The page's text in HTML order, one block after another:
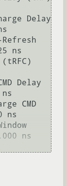
Delay
ns
(tRFC)
Delay
CMD
ns
ns